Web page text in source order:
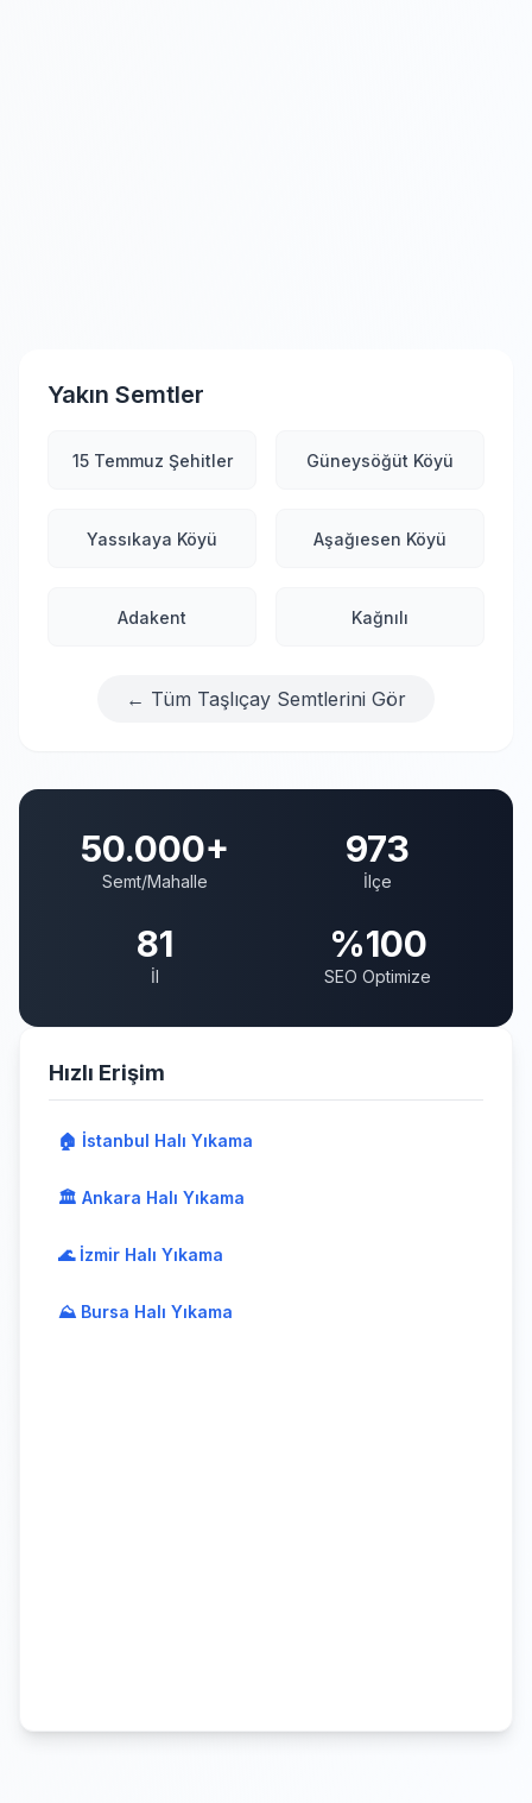
Yakın Semtler
15 Temmuz Şehitler Güneysöğüt Köyü
Yassıkaya Köyü Aşağıesen Köyü
Adakent Kağnılı
← Tüm Taşlıçay Semtlerini Gör
50.000+
Semt/Mahalle
973
İlçe
81
İl
%100
SEO Optimize
Hızlı Erişim
🏠 İstanbul Halı Yıkama
🏛️ Ankara Halı Yıkama
🌊 İzmir Halı Yıkama
⛰️ Bursa Halı Yıkama